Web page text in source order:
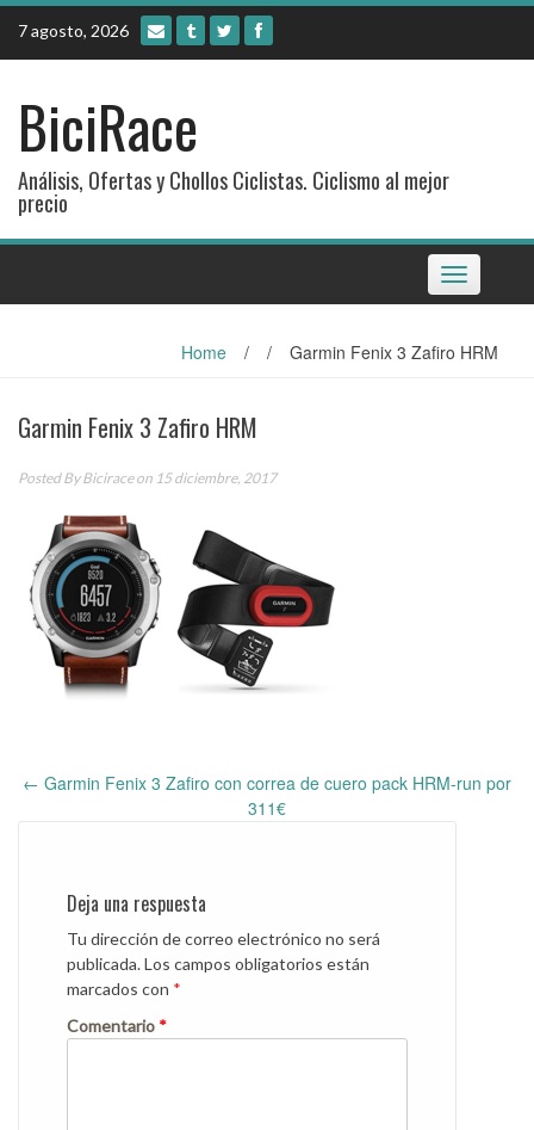
Skip
content
7 agosto, 2026
BiciRace
Análisis, Ofertas y Chollos Ciclistas. Ciclismo al mejor
precio
Toggle
navigation
Home / / Garmin Fenix 3 Zafiro HRM
Garmin Fenix 3 Zafiro HRM
Posted ByBiciraceon 15 diciembre, 2017
navigation
← Garmin Fenix 3 Zafiro con correa de cuero pack HRM-run por
311€
Deja una respuesta
Tu dirección de correo electrónico no será
publicada.Los campos obligatorios están
marcados con *
Comentario *